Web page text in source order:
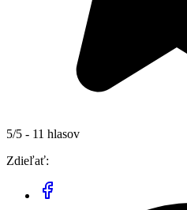
5/5 - 11 hlasov
Zdieľať: